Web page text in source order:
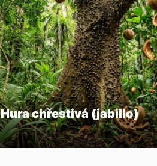
Hura chřestivá (jabillo)